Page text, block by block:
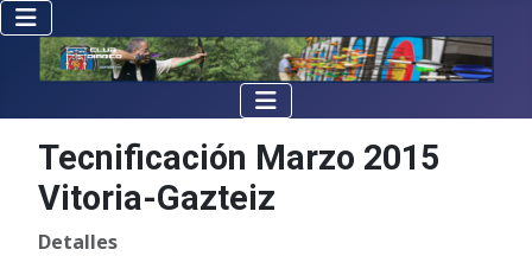
Tecnificación Marzo 2015
Vitoria-Gazteiz
Detalles